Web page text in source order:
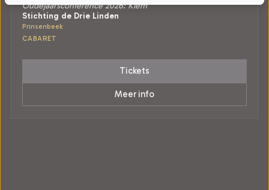
Oudejaarsconference 2026: Klem
Stichting de Drie Linden
Prinsenbeek
CABARET
Tickets
Meer info